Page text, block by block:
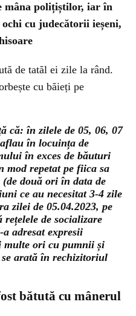
mâna polițiștilor, iar în
cu judecătorii ieșeni,
de tatăl ei zile la rând.
cu băieți pe
că: în zilele de 05, 06, 07
în locuința de
în exces de băuturi
mod repetat pe fiica sa
două ori în data de
ce au necesitat 3-4 zile
zilei de 05.04.2023, pe
de socializare
adresat expresii
multe ori cu pumnii și
arată în rechizitoriul
bătută cu mânerul